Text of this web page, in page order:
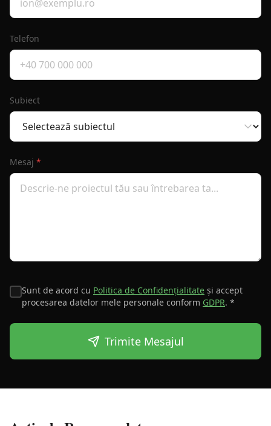
Telefon
Subiect
Mesaj *
Sunt de acord cu Politica de Confidențialitate și accept
procesarea datelor mele personale conform GDPR. *
Trimite Mesajul